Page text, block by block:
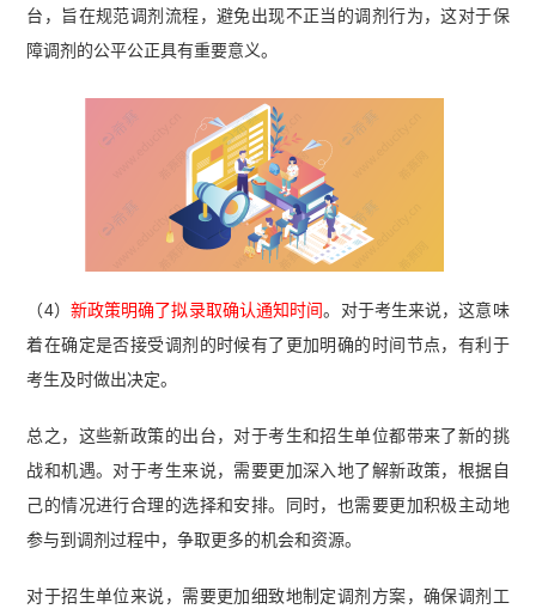
台，旨在规范调剂流程，避免出现不正当的调剂行为，这对于保
障调剂的公平公正具有重要意义。
（4） 新政策明确了拟录取确认通知时间。对于考生来说，这意味
着在确定是否接受调剂的时候有了更加明确的时间节点，有利于
考生及时做出决定。
总之，这些新政策的出台，对于考生和招生单位都带来了新的挑
战和机遇。对于考生来说，需要更加深入地了解新政策，根据自
己的情况进行合理的选择和安排。同时，也需要更加积极主动地
参与到调剂过程中，争取更多的机会和资源。
对于招生单位来说，需要更加细致地制定调剂方案，确保调剂工